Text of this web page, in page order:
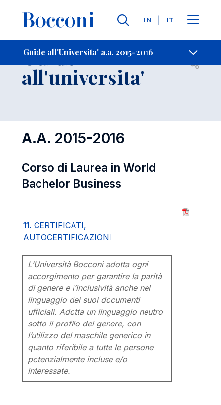
Lingue
EN IT
Guide all'Universita' a.a. 2015-2016
-
Guide
all'universita' Open
A.A. 2015-2016
Corso di Laurea in World
Bachelor Business
11. CERTIFICATI,
AUTOCERTIFICAZIONI
L’Università Bocconi adotta ogni
accorgimento per garantire la parità
di genere e l’inclusività anche nel
linguaggio dei suoi documenti
ufficiali. Adotta un linguaggio neutro
sotto il profilo del genere, con
l’utilizzo del maschile generico in
quanto riferibile a tutte le persone
potenzialmente incluse e/o
interessate.